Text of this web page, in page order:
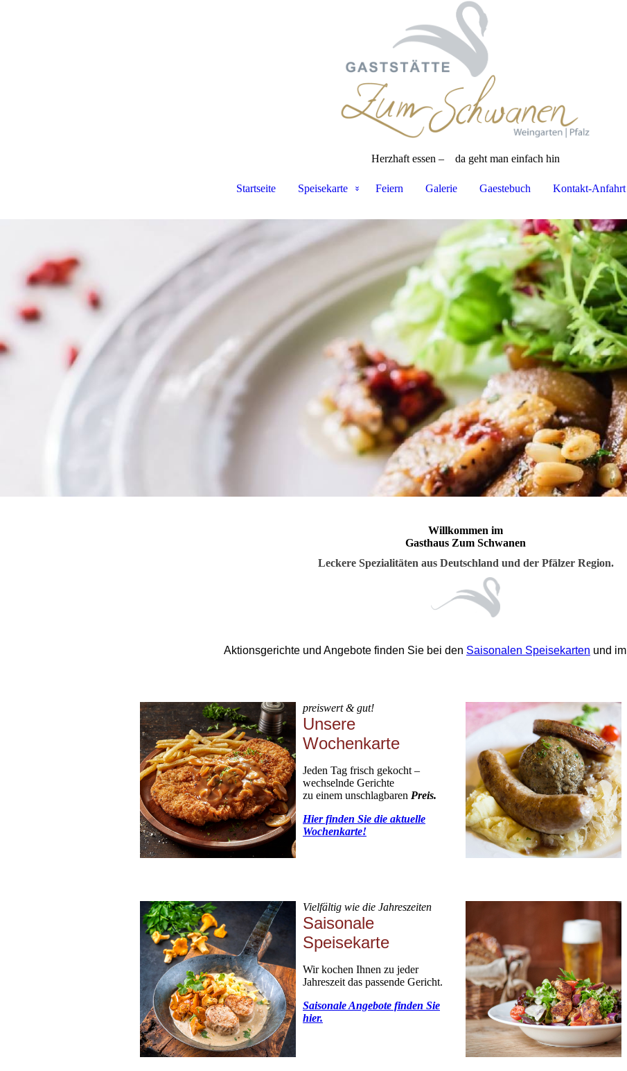
Herzhaft essen – da geht man einfach hin
Startseite Speisekarte Feiern Galerie Gaestebuch Kontakt-Anfahrt
Willkommen im
Gasthaus Zum Schwanen
Leckere Spezialitäten aus Deutschland und der Pfälzer Region.
Aktionsgerichte und Angebote finden Sie bei den Saisonalen Speisekarten und im
preiswert & gut!
Unsere
Wochenkarte
Jeden Tag frisch gekocht –
wechselnde Gerichte
zu einem unschlagbaren Preis.
Hier finden Sie die aktuelle
Wochenkarte!
Vielfältig wie die Jahreszeiten
Saisonale
Speisekarte
Wir kochen Ihnen zu jeder
Jahreszeit das passende Gericht.
Saisonale Angebote finden Sie
hier.